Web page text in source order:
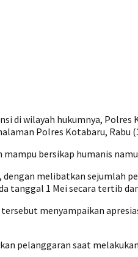
di wilayah hukumnya,
Polres Kotabaru, Rabu
bersikap humanis
melibatkan sejumlah
tanggal 1 Mei secara tertib
tersebut menyampaikan
pelanggaran saat